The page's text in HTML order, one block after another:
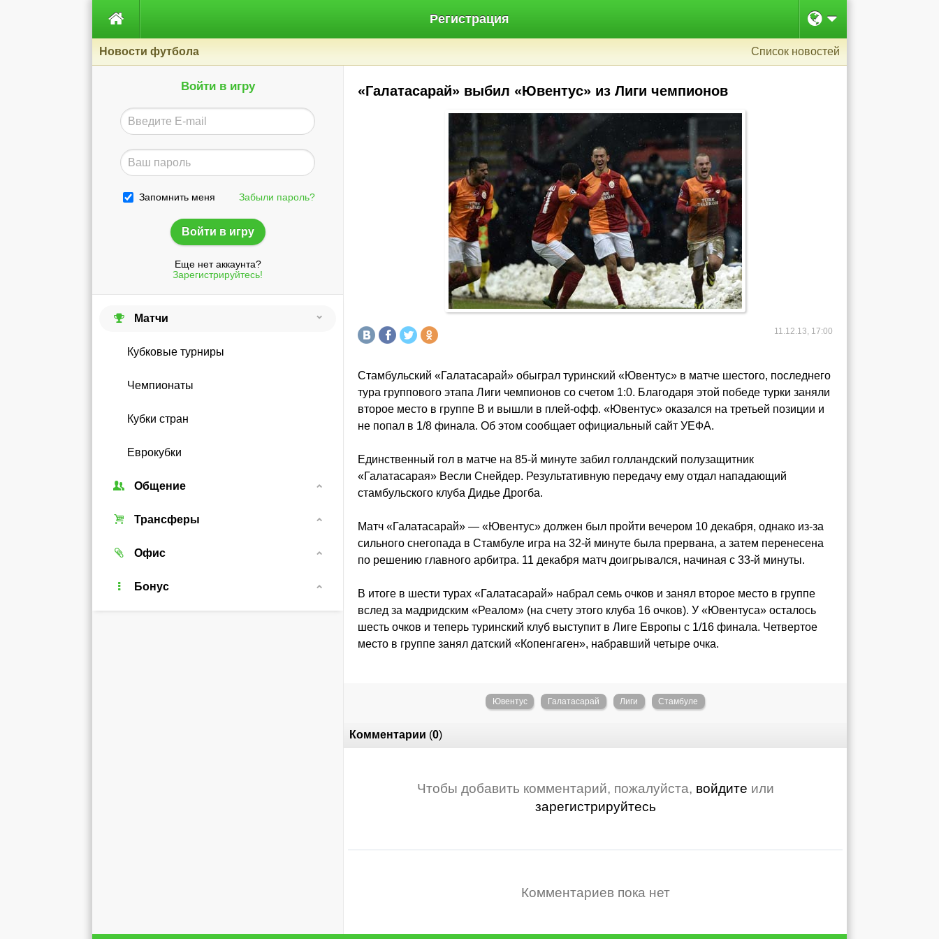
 Регистрация
Новости футбола Список новостей
Войти в игру
Запомнить меня Забыли пароль?
Еще нет аккаунта?
Зарегистрируйтесь!
Матчи
Кубковые турниры
Чемпионаты
Кубки стран
Еврокубки
Общение
Союзы
Форум
Чат
Трансферы
Трансферный рынок
Реальные игроки
Офис
Легенды
Бонус
«Галатасарай» выбил «Ювентус» из Лиги чемпионов
11.12.13, 17:00
Стамбульский «Галатасарай» обыграл туринский «Ювентус» в матче шестого, последнего
тура группового этапа Лиги чемпионов со счетом 1:0. Благодаря этой победе турки заняли
второе место в группе B и вышли в плей-офф. «Ювентус» оказался на третьей позиции и
не попал в 1/8 финала. Об этом сообщает официальный сайт УЕФА.
Единственный гол в матче на 85-й минуте забил голландский полузащитник
«Галатасарая» Весли Снейдер. Результативную передачу ему отдал нападающий
стамбульского клуба Дидье Дрогба.
Матч «Галатасарай» — «Ювентус» должен был пройти вечером 10 декабря, однако из-за
сильного снегопада в Стамбуле игра на 32-й минуте была прервана, а затем перенесена
по решению главного арбитра. 11 декабря матч доигрывался, начиная с 33-й минуты.
В итоге в шести турах «Галатасарай» набрал семь очков и занял второе место в группе
вслед за мадридским «Реалом» (на счету этого клуба 16 очков). У «Ювентуса» осталось
шесть очков и теперь туринский клуб выступит в Лиге Европы с 1/16 финала. Четвертое
место в группе занял датский «Копенгаген», набравший четыре очка.
Ювентус Галатасарай Лиги Стамбуле
Комментарии (0)
Чтобы добавить комментарий, пожалуйста, войдите или
зарегистрируйтесь
Комментариев пока нет